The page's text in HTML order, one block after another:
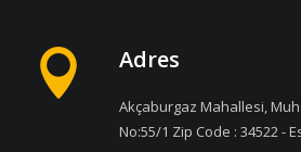
Adres
Akçaburgaz Mahallesi,
No:55/1 Zip Code : 34522 -